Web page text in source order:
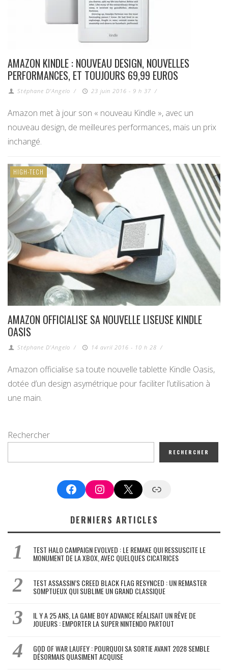
AMAZON KINDLE : NOUVEAU DESIGN, NOUVELLES
PERFORMANCES, ET TOUJOURS 69,99 EUROS
Stéphane D'Angelo / 23 juin 2016 - 9 h 37 /
Amazon met à jour son « nouveau Kindle », avec un
nouveau design, de meilleures performances, mais un prix
inchangé.
HIGH-TECH
AMAZON OFFICIALISE SA NOUVELLE LISEUSE KINDLE
OASIS
Stéphane D'Angelo / 14 avril 2016 - 10 h 28 /
Amazon officialise sa toute nouvelle tablette Kindle Oasis,
dotée d’un design asymétrique pour faciliter l’utilisation à
une main.
Rechercher
RECHERCHER
FacebookInstagram
X Google News
DERNIERS ARTICLES
TEST HALO CAMPAIGN EVOLVED : LE REMAKE QUI RESSUSCITE LE
MONUMENT DE LA XBOX, AVEC QUELQUES CICATRICES
TEST ASSASSIN’S CREED BLACK FLAG RESYNCED : UN REMASTER
SOMPTUEUX QUI SUBLIME UN GRAND CLASSIQUE
IL Y A 25 ANS, LA GAME BOY ADVANCE RÉALISAIT UN RÊVE DE
JOUEURS : EMPORTER LA SUPER NINTENDO PARTOUT
GOD OF WAR LAUFEY : POURQUOI SA SORTIE AVANT 2028 SEMBLE
DÉSORMAIS QUASIMENT ACQUISE